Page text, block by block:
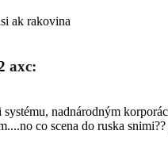
ak rakovina
axc:
nadnárodným
co scena do ruska